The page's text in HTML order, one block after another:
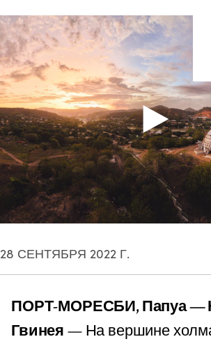
28 СЕНТЯБРЯ 2022 Г.
ПОРТ-МОРЕСБИ, Папуа —
Гвинея — На вершине